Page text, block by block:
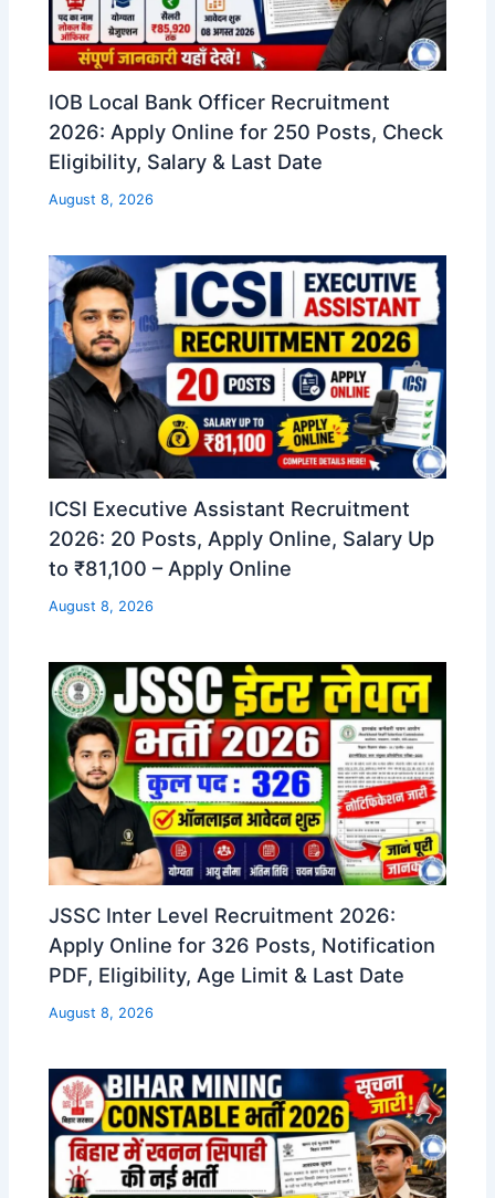
IOB Local Bank Officer Recruitment
2026: Apply Online for 250 Posts, Check
Eligibility, Salary & Last Date
August 8, 2026
ICSI Executive Assistant Recruitment
2026: 20 Posts, Apply Online, Salary Up
to ₹81,100 – Apply Online
August 8, 2026
JSSC Inter Level Recruitment 2026:
Apply Online for 326 Posts, Notification
PDF, Eligibility, Age Limit & Last Date
August 8, 2026